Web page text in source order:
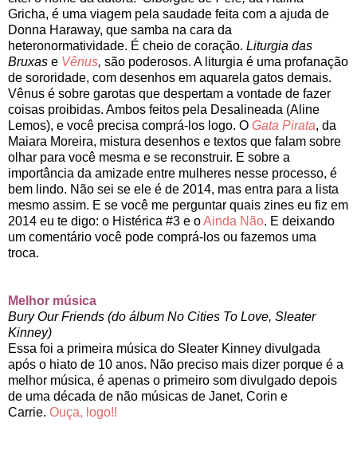
Gricha, é uma viagem pela saudade feita com a ajuda de
Donna Haraway, que samba na cara da
heteronormatividade. É cheio de coração. Liturgia das
Bruxas e Vênus, são poderosos. A liturgia é uma profanação
de sororidade, com desenhos em aquarela gatos demais.
Vênus é sobre garotas que despertam a vontade de fazer
coisas proibidas. Ambos feitos pela Desalineada (Aline
Lemos), e você precisa comprá-los logo. O Gata Pirata, da
Maiara Moreira, mistura desenhos e textos que falam sobre
olhar para você mesma e se reconstruir. E sobre a
importância da amizade entre mulheres nesse processo, é
bem lindo. Não sei se ele é de 2014, mas entra para a lista
mesmo assim. E se você me perguntar quais zines eu fiz em
2014 eu te digo: o Histérica #3 e oAinda Não. E deixando
um comentário você pode comprá-los ou fazemos uma
troca.
Melhor música
Bury Our Friends (do álbum No Cities To Love, Sleater
Kinney)
Essa foi a primeira música do Sleater Kinney divulgada
após o hiato de 10 anos. Não preciso mais dizer porque é a
melhor música, é apenas o primeiro som divulgado depois
de uma década de não músicas de Janet, Corin e
Carrie. Ouça, logo!!